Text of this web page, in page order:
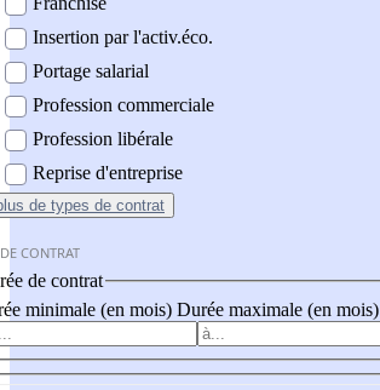
Insertion par l'activ.éco.
Portage salarial
Profession commerciale
Profession libérale
Reprise d'entreprise
de types de contrat
CONTRAT
de contrat
minimale (en mois) Durée maximale (en mois)